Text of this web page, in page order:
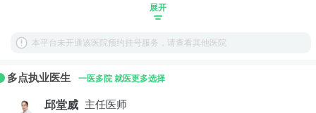
院。开展了对各类急、慢性精神病、神经症、心理障碍患者的
保及合医特病鉴定、卫生知识普及宣传和教育等多项工作。
展开
本平台未开通该医院预约挂号服务，请查看其他医院
多点执业医生 一医多院 就医更多选择
邱堂威 主任医师